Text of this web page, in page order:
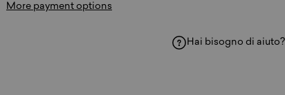
More payment options
via e-mail
Hai bisogno di aiuto?